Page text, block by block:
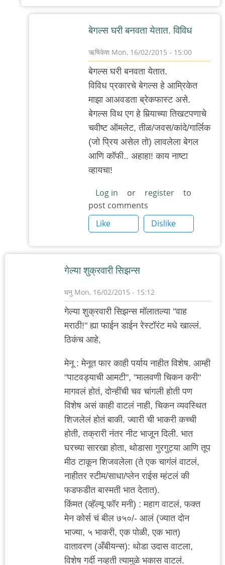
बेगल्स घरी बनवता येतात. विविध
ऋषिकेश Mon, 16/02/2015 - 15:00
In
reply
केलाय
ट्राय.
बागेत
गवि
बेगल्स घरी बनवता येतात.
विविध प्रकारचे बेगल्स हे आम्रिकेत
माझा आअवडता ब्रेकफास्ट असे.
बेगल्स विथ एग हे मिर्‍याच्या तिखटपणाचे
चवीष्ट ऑमलेट, तीळ/जवस/कांदे/गार्लिक
(जो प्रिय असेल तो) लावलेला बेगल
आणि कॉफी.. अहाहा! काय नाष्टा
व्हायचा!
Log in or register
to
post comments
Like
Dislike
गेल्या शुक्रवारी सिझन्स
घनु Mon, 16/02/2015 - 15:12
गेल्या शुक्रवारी सिझन्स मॉलातल्या "वाह
मराठी!" ह्या फाईन डाईन रेस्टॉरंट मधे खाल्लं.
ठिकंच आहे,
मेनू : मेनूत फार काही पर्याय नाहीत विशेष. आम्ही
"पाटवड्याची आमटी", "मालवणी चिकन करी"
मागवलं होतं, दोन्हींची चव चांगली होती पण
विशेष असं काही वाटलं नाही, चिकन व्यवस्थित
शिजलेलं होतं बाकी. ज्वारी ची भाकरी कच्ची
होती, तक्रारी नंतर नीट भाजून दिली. भात
घरच्या सारखा होता, थोडासा गुरगुट्या आणि तूप
मीठ टाकून शिजवलेला (ते एक चागंलं वाटलं,
नाहीतर स्टीम/साधा/प्लेन राईस म्हंटलं की
फडफडीत बास्मती भात देतात).
किंमत (व्हॅल्यू फॉर मनी) : महाग वाटलं, फक्त
मेन कोर्स चं बील ७५०/- आलं (ज्यात दोन
भाज्या, ५ भाकरी, एक पोळी, एक भात)
वातावरण (अँबीयन्स): थोडा उदास वाटला,
विशेष गर्दी नव्हती त्यामुळे भकास वाटलं.